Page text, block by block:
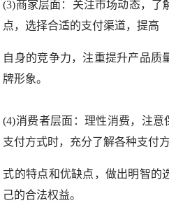
(3)商家层面：关注市场动态，了
点，选择合适的支付渠道，提高
自身的竞争力，注重提升产品质
牌形象。
(4)消费者层面：理性消费，注
支付方式时，充分了解各种支付方
式的特点和优缺点，做出明智的
己的合法权益。